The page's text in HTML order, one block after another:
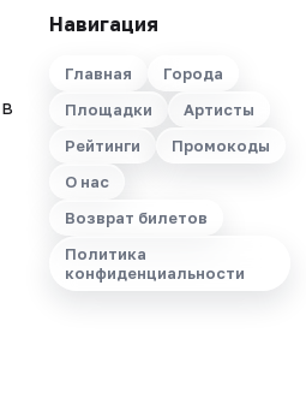
Навигация
Главная
Города
Площадки
Артисты
Рейтинги
Промокоды
О нас
Возврат билетов
Политика
конфиденциальности